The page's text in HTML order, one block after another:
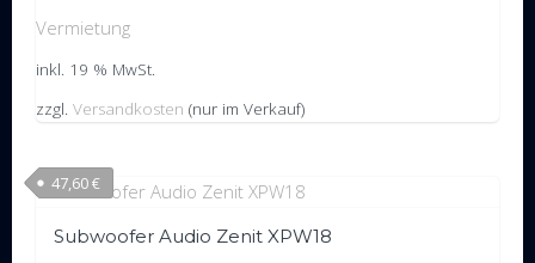
Vermietung
inkl. 19 % MwSt.
zzgl. Versandkosten (nur im Verkauf)
Subwoofer Audio Zenit XPW18
47,60€